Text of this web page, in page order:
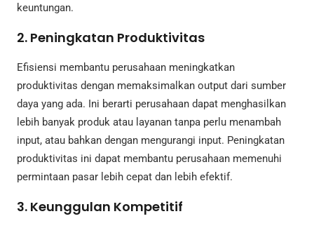
keuntungan.
2. Peningkatan Produktivitas
Efisiensi membantu perusahaan meningkatkan
produktivitas dengan memaksimalkan output dari sumber
daya yang ada. Ini berarti perusahaan dapat menghasilkan
lebih banyak produk atau layanan tanpa perlu menambah
input, atau bahkan dengan mengurangi input. Peningkatan
produktivitas ini dapat membantu perusahaan memenuhi
permintaan pasar lebih cepat dan lebih efektif.
3. Keunggulan Kompetitif